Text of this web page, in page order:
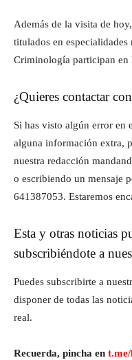
Además de la visita de
titulados en
Criminología participan en
¿Quieres contactar
Si has visto algún error en
alguna información extra,
nuestra redacción
o escribiendo un mensaje
641387053. Estaremos
Esta y otras noticias
subscribiéndote a
Puedes subscribirte a
disponer de todas las
real.
Recuerda, pincha en